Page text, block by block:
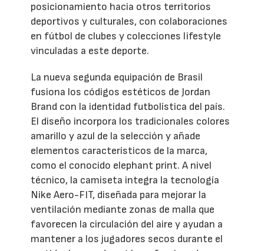
posicionamiento hacia otros territorios
deportivos y culturales, con colaboraciones
en fútbol de clubes y colecciones lifestyle
vinculadas a este deporte.
La nueva segunda equipación de Brasil
fusiona los códigos estéticos de Jordan
Brand con la identidad futbolística del país.
El diseño incorpora los tradicionales colores
amarillo y azul de la selección y añade
elementos característicos de la marca,
como el conocido elephant print. A nivel
técnico, la camiseta integra la tecnología
Nike Aero-FIT, diseñada para mejorar la
ventilación mediante zonas de malla que
favorecen la circulación del aire y ayudan a
mantener a los jugadores secos durante el